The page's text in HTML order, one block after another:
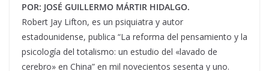
POR: JOSÉ GUILLERMO MÁRTIR HIDALGO.
Robert Jay Lifton, es un psiquiatra y autor
estadounidense, publica “La reforma del pensamiento y la
psicología del totalismo: un estudio del «lavado de
cerebro» en China” en mil novecientos sesenta y uno.